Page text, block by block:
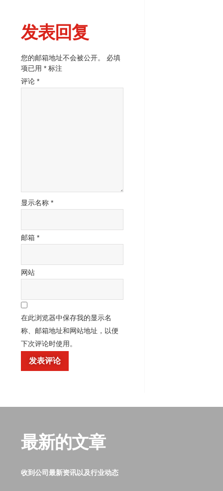
发表回复
您的邮箱地址不会被公开。
必填
项已用 * 标注
评论 *
显示名称 *
邮箱 *
网站
在此浏览器中保存我的显示名
称、邮箱地址和网站地址，以便
下次评论时使用。
最新的文章
收到公司最新资讯以及行业动态